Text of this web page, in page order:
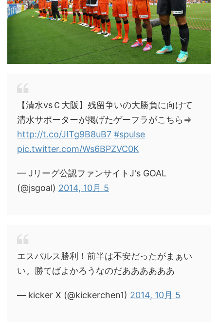
【清水vsＣ大阪】残留争いの大勝負に向けて
清水サポーターが掲げたゲーフラがこちら⇒
http://t.co/JITg9B8uB7 #spulse
pic.twitter.com/Ws6BPZVC0K
— Jリーグ公認ファンサイトJ's GOAL
(@jsgoal) 2014, 10月 5
エスパルス勝利！前半は不安だったがまぁい
い。勝てばよかろうなのだああああああ
— kicker X (@kickerchen1) 2014, 10月 5